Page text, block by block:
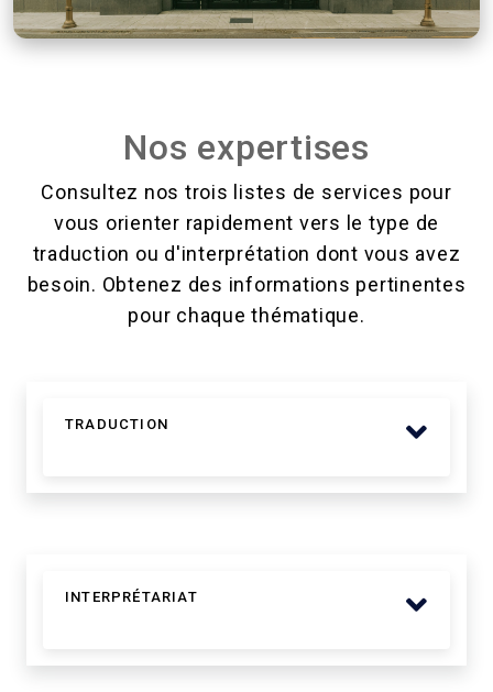
Nos expertises
Consultez nos trois listes de services pour
vous orienter rapidement vers le type de
traduction ou d'interprétation dont vous avez
besoin. Obtenez des informations pertinentes
pour chaque thématique.
TRADUCTION
INTERPRÉTARIAT